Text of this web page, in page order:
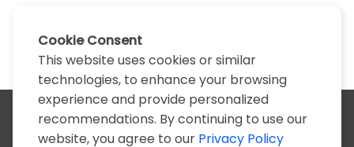
All artists
A
B C D E F G H I J K
Cookie Consent
This website uses cookies or similar
technologies, to enhance your browsing
experience and provide personalized
recommendations. By continuing to use our
website, you agree to our Privacy Policy